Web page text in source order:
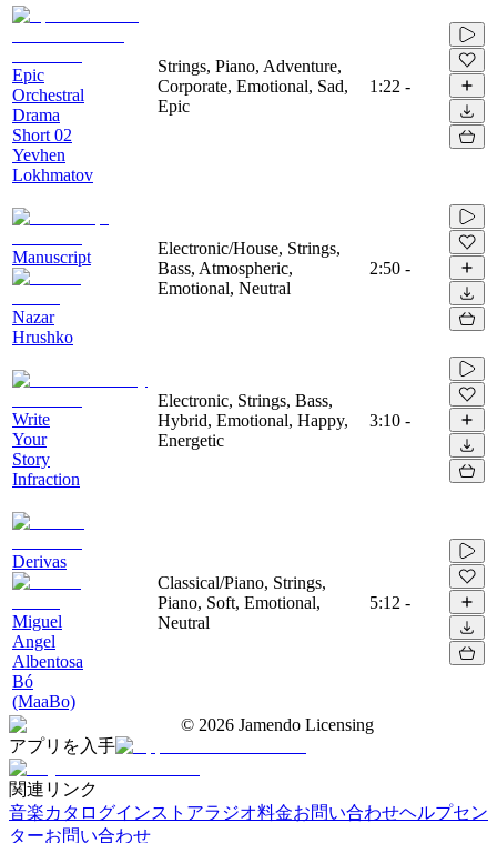
Epic
Orchestral
Drama
Short 02
Yevhen
Lokhmatov
Strings, Piano, Adventure,
Corporate, Emotional, Sad,
Epic
1:22 -
Manuscript
Nazar
Hrushko
Electronic/House, Strings,
Bass, Atmospheric,
Emotional, Neutral
2:50 -
Write
Your
Story
Infraction
Electronic, Strings, Bass,
Hybrid, Emotional, Happy,
Energetic
3:10 -
Derivas
Miguel
Angel
Albentosa
Bó
(MaaBo)
Classical/Piano, Strings,
Piano, Soft, Emotional,
Neutral
5:12 -
© 2026 Jamendo Licensing
アプリを入手
関連リンク
音楽カタログインストアラジオ料金お問い合わせヘルプセン
ターお問い合わせ